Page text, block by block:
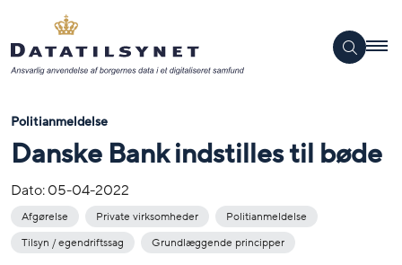
Politianmeldelse
Danske Bank indstilles til bøde
Dato:05-04-2022
Afgørelse Private virksomheder
Politianmeldelse
Tilsyn / egendriftssag
Grundlæggende principper